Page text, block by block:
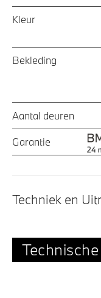
Kleur
Bekleding
Aantal deuren
Garantie
Techniek en